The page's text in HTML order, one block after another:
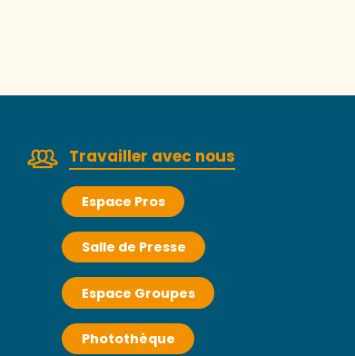
Travailler avec nous
Espace Pros
Salle de Presse
Espace Groupes
Photothèque